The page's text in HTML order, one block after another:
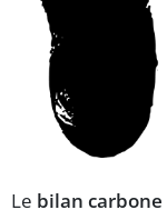
Le bilan carbone